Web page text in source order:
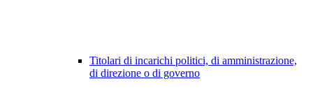
Titolari di incarichi politici, di amministrazione,
di direzione o di governo